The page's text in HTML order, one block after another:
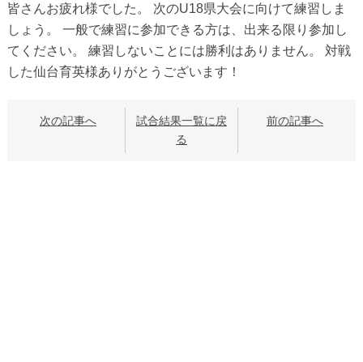
皆さんお疲れ様でした。 次のU18県大会に向けて練習しま
しょう。 一般で練習に参加できる方は、出来る限り参加し
てください。 練習しないことには勝利はありません。 対戦
した仙台育英様ありがとうございます！
次の記事へ
試合結果一覧に戻
る
前の記事へ